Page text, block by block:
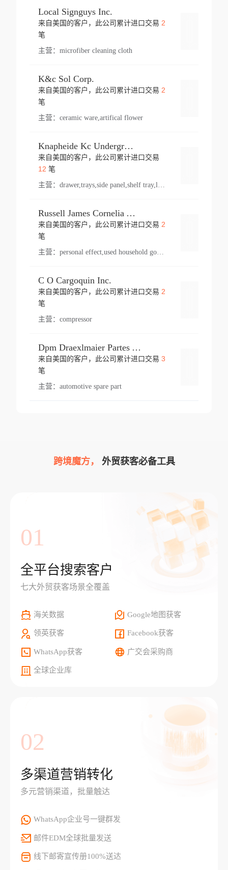
Local Signguys Inc.
来自美国的客户，此公司累计进口交易 2
笔
主营： microfiber cleaning cloth
K&c Sol Corp.
来自美国的客户，此公司累计进口交易 2
笔
主营： ceramic ware,artifical flower
Knapheide Kc Underground
来自美国的客户，此公司累计进口交易
12 笔
主营：
Russell James Cornelia Arlington Va
来自美国的客户，此公司累计进口交易 2
笔
主营： personal effect,used household goods
C O Cargoquin Inc.
来自美国的客户，此公司累计进口交易 2
笔
主营： compressor
Dpm Draexlmaier Partes Automotrices Corr Ind Huejotzingo
来自美国的客户，此公司累计进口交易 3
笔
主营： automotive spare part
跨境魔方， 外贸获客必备工具
01
全平台搜索客户
七大外贸获客场景全覆盖
海关数据 Google地图获客
领英获客 Facebook获客
WhatsApp获客 广交会采购商
全球企业库
02
多渠道营销转化
多元营销渠道，批量触达
WhatsApp企业号一键群发
邮件EDM全球批量发送
线下邮寄宣传册100%送达